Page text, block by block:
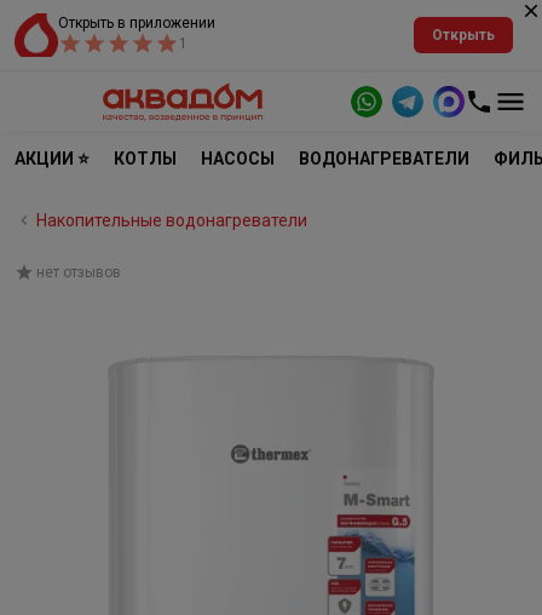
Открыть в приложении
1
Открыть
АКЦИИ ⭐ КОТЛЫ НАСОСЫ ВОДОНАГРЕВАТЕЛИ
Накопительные водонагреватели
нет отзывов